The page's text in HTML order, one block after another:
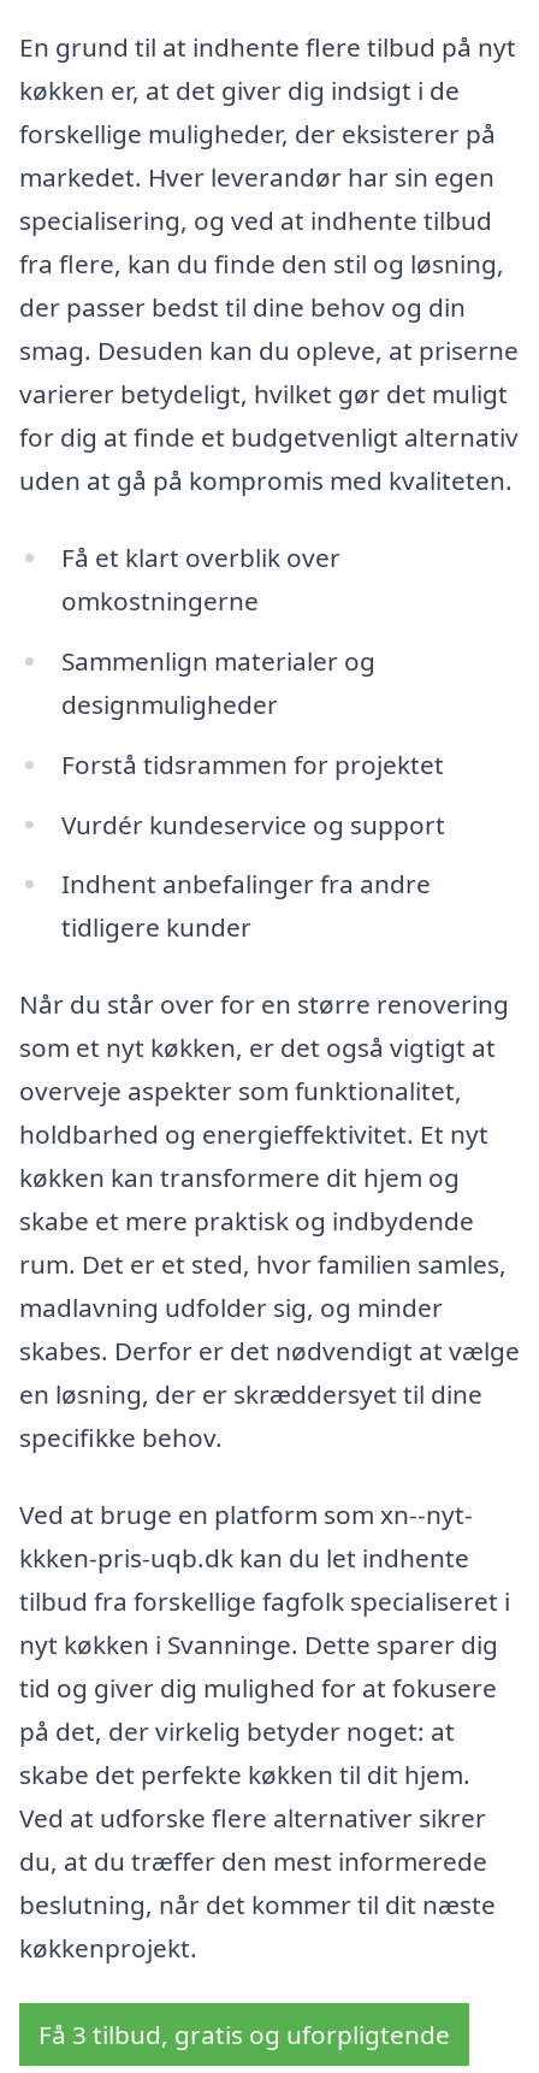
En grund til at indhente flere tilbud på nyt
køkken er, at det giver dig indsigt i de
forskellige muligheder, der eksisterer på
markedet. Hver leverandør har sin egen
specialisering, og ved at indhente tilbud
fra flere, kan du finde den stil og løsning,
der passer bedst til dine behov og din
smag. Desuden kan du opleve, at priserne
varierer betydeligt, hvilket gør det muligt
for dig at finde et budgetvenligt alternativ
uden at gå på kompromis med kvaliteten.
Få et klart overblik over
omkostningerne
Sammenlign materialer og
designmuligheder
Forstå tidsrammen for projektet
Vurdér kundeservice og support
Indhent anbefalinger fra andre
tidligere kunder
Når du står over for en større renovering
som et nyt køkken, er det også vigtigt at
overveje aspekter som funktionalitet,
holdbarhed og energieffektivitet. Et nyt
køkken kan transformere dit hjem og
skabe et mere praktisk og indbydende
rum. Det er et sted, hvor familien samles,
madlavning udfolder sig, og minder
skabes. Derfor er det nødvendigt at vælge
en løsning, der er skræddersyet til dine
specifikke behov.
Ved at bruge en platform som xn--nyt-
kkken-pris-uqb.dk kan du let indhente
tilbud fra forskellige fagfolk specialiseret i
nyt køkken i Svanninge. Dette sparer dig
tid og giver dig mulighed for at fokusere
på det, der virkelig betyder noget: at
skabe det perfekte køkken til dit hjem.
Ved at udforske flere alternativer sikrer
du, at du træffer den mest informerede
beslutning, når det kommer til dit næste
køkkenprojekt.
Få 3 tilbud, gratis og uforpligtende